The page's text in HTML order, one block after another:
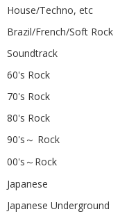
House/Techno, etc
Brazil/French/Soft Rock
Soundtrack
60's Rock
70's Rock
80's Rock
90's～ Rock
00's～Rock
Japanese
Japanese Underground